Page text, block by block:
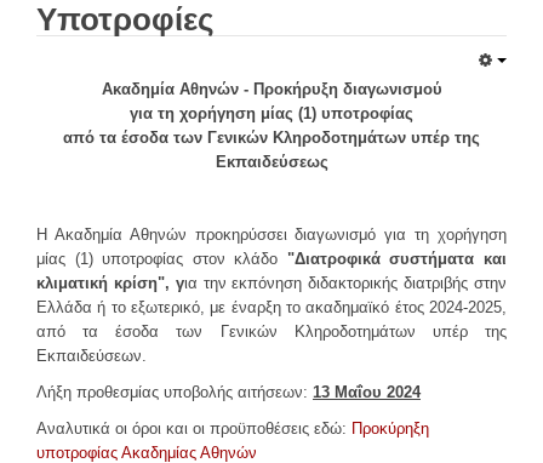
Αστική μετακίνηση
Ευρωπαϊκή Κάρτα Ασφάλισης Ασθενείας (Ε.Κ.Α.Α)
Ακαδημαϊκή Ταυτότητα (πάσο)
ΕΣΤΙΑΤΌΡΙΑ
ΦΟΙΤΗΤΙΚΉ ΖΩΉ
ΚΕ.ΨΥ.ΣΥ
Υποτροφίες
Ακαδημία Αθηνών - Προκήρυξη διαγωνισμού
για τη χορήγηση μίας (1) υποτροφίας
από τα έσοδα των Γενικών Κληροδοτημάτων υπέρ της
Εκπαιδεύσεως
Η Ακαδημία Αθηνών προκηρύσσει διαγωνισμό για τη χορήγηση
μίας (1) υποτροφίας στον κλάδο "Διατροφικά συστήματα και
κλιματική κρίση", για την εκπόνηση διδακτορικής διατριβής στην
Ελλάδα ή το εξωτερικό, με έναρξη το ακαδημαϊκό έτος 2024-2025,
από τα έσοδα των Γενικών Κληροδοτημάτων υπέρ της
Εκπαιδεύσεων.
Λήξη προθεσμίας υποβολής αιτήσεων: 13 Μαΐου 2024
Αναλυτικά οι όροι και οι προϋποθέσεις εδώ: Προκύρηξη
υποτροφίας Ακαδημίας Αθηνών